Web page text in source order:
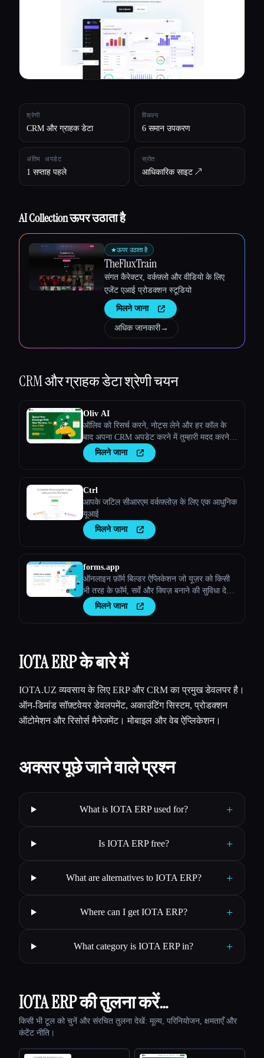
श्रेणी
CRM और ग्राहक डेटा
विकल्प
6 समान उपकरण
अंतिम अपडेट
1 सप्ताह पहले
स्रोत
आधिकारिक साइट ↗︎
AI Collection ऊपर उठाता है
★ऊपर उठाता है
TheFluxTrain
संगत कैरेक्टर, वर्कफ़्लो और वीडियो के लिए
एजेंट एआई प्रोडक्शन स्टूडियो
मिलने जाना
अधिक जानकारी→
CRM और ग्राहक डेटाश्रेणी चयन
Oliv AI
ऑलिव को रिसर्च करने, नोट्स लेने और हर कॉल के
बाद अपना CRM अपडेट करने में तुम्हारी मदद करने
दें: ताकि तुम बातचीत जीतने पर ध्यान केंद्रित कर
सको!
मिलने जाना
Ctrl
आपके जटिल सीआरएम वर्कफ़्लोज़ के लिए एक आधुनिक
यूआई
मिलने जाना
forms.app
ऑनलाइन फ़ॉर्म बिल्डर ऐप्लिकेशन जो यूज़र को किसी
भी तरह के फ़ॉर्म, सर्वे और क्विज़ बनाने की सुविधा देता
है।
मिलने जाना
IOTA ERP के बारे में
IOTA.UZ व्यवसाय के लिए ERP और CRM का प्रमुख डेवलपर है।
ऑन-डिमांड सॉफ़्टवेयर डेवलपमेंट, अकाउंटिंग सिस्टम, प्रोडक्शन
ऑटोमेशन और रिसोर्स मैनेजमेंट। मोबाइल और वेब ऐप्लिकेशन।
अक्सर पूछे जाने वाले प्रश्न
What is IOTA ERP used for? +
Is IOTA ERP free? +
What are alternatives to IOTA ERP? +
Where can I get IOTA ERP? +
What category is IOTA ERP in? +
IOTA ERP की तुलना करें…
किसी भी टूल को चुनें और संरचित तुलना देखें: मूल्य, परिनियोजन, क्षमताएँ और
कंटेंट नीति।